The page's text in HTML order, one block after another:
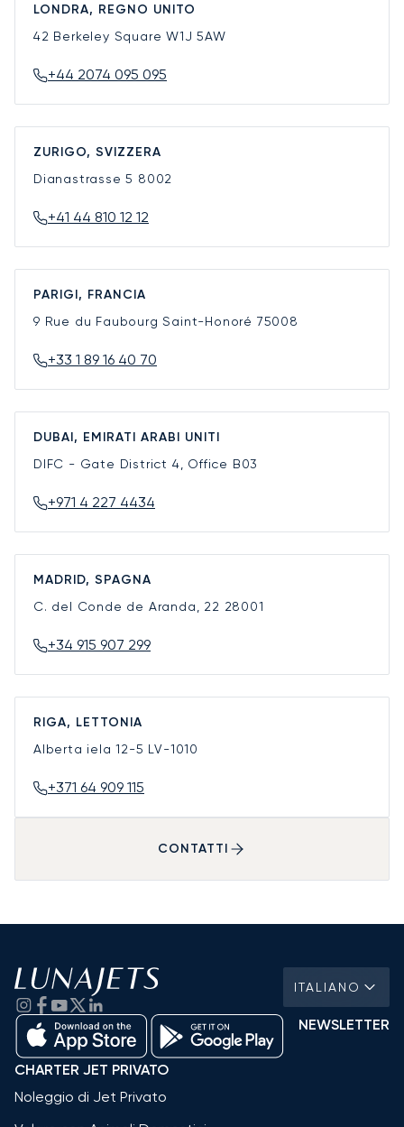
LONDRA, REGNO UNITO
42 Berkeley SquareW1J 5AW
+44 2074 095 095
ZURIGO, SVIZZERA
Dianastrasse 5 8002
+41 44 810 12 12
PARIGI, FRANCIA
9 Rue du Faubourg Saint-Honoré 75008
+33 1 89 16 40 70
DUBAI, EMIRATI ARABI UNITI
DIFC - Gate District 4, Office B03
+971 4 227 4434
MADRID, SPAGNA
C. del Conde de Aranda, 22 28001
+34 915 907 299
RIGA, LETTONIA
Alberta iela 12-5 LV-1010
+371 64 909 115
CONTATTI
ITALIANO
NEWSLETTER
CHARTER JET PRIVATO
Noleggio di Jet Privato